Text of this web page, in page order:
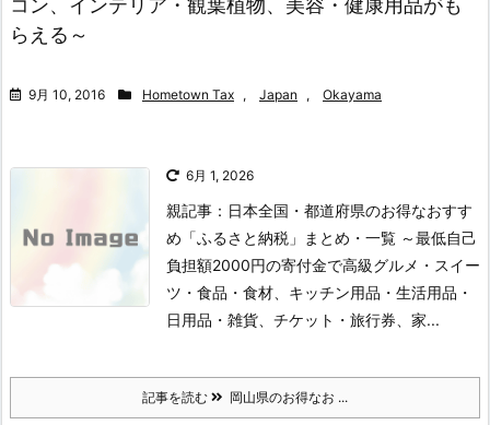
コン、インテリア・観葉植物、美容・健康用品がも
らえる～
9月 10, 2016 Hometown Tax , Japan , Okayama
6月 1, 2026
親記事：日本全国・都道府県のお得なおすす
め「ふるさと納税」まとめ・一覧 ～最低自己
負担額2000円の寄付金で高級グルメ・スイー
ツ・食品・食材、キッチン用品・生活用品・
日用品・雑貨、チケット・旅行券、家...
記事を読む 岡山県のお得なお ...